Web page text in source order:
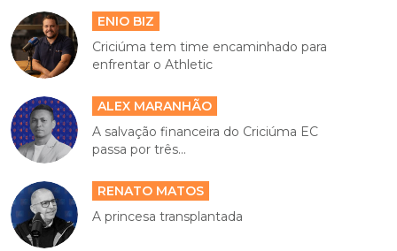
ENIO BIZ
Criciúma tem time encaminhado para
enfrentar o Athletic
ALEX MARANHÃO
A salvação financeira do Criciúma EC
passa por três...
RENATO MATOS
A princesa transplantada